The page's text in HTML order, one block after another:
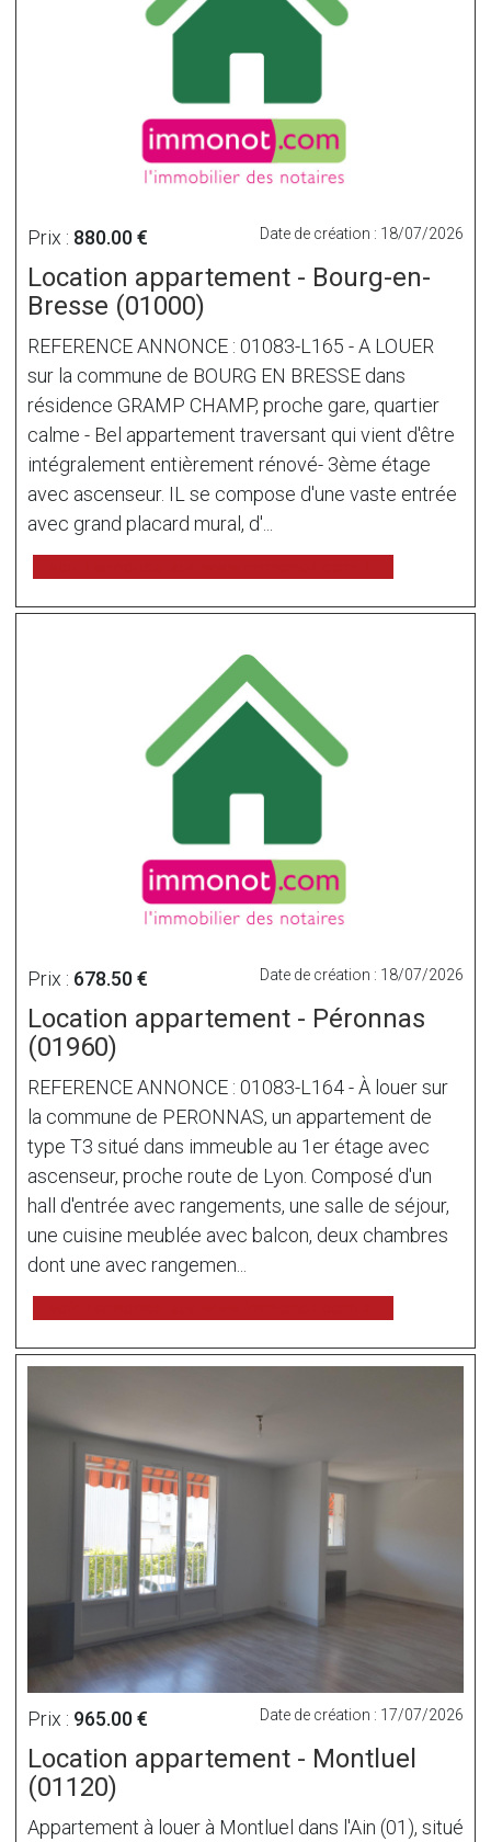
Prix : 880.00 € Date de création : 18/07/2026
Location appartement - Bourg-en-
Bresse (01000)
REFERENCE ANNONCE : 01083-L165 - A LOUER
sur la commune de BOURG EN BRESSE dans
résidence GRAMP CHAMP, proche gare, quartier
calme - Bel appartement traversant qui vient d'être
intégralement entièrement rénové- 3ème étage
avec ascenseur. IL se compose d'une vaste entrée
avec grand placard mural, d'...
Prix : 678.50 € Date de création : 18/07/2026
Location appartement - Péronnas
(01960)
REFERENCE ANNONCE : 01083-L164 - À louer sur
la commune de PERONNAS, un appartement de
type T3 situé dans immeuble au 1er étage avec
ascenseur, proche route de Lyon. Composé d'un
hall d'entrée avec rangements, une salle de séjour,
une cuisine meublée avec balcon, deux chambres
dont une avec rangemen...
Prix : 965.00 € Date de création : 17/07/2026
Location appartement - Montluel
(01120)
Appartement à louer à Montluel dans l'Ain (01), situé